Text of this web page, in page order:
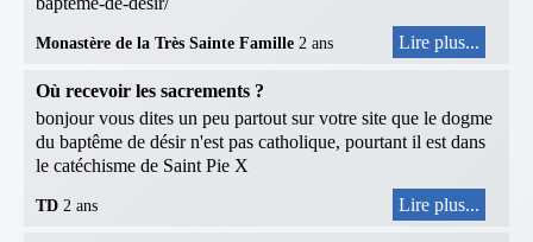
Monastère de la Très Sainte Famille 2 ans Lire plus...
Où recevoir les sacrements ?
bonjour vous dites un peu partout sur votre site que le dogme
du baptême de désir n'est pas catholique, pourtant il est dans
le catéchisme de Saint Pie X
TD 2 ans Lire plus...